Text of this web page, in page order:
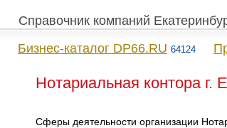
Справочник компаний
Бизнес-каталог DP66.RU 64124
Нотариальная контора г.
Сферы деятельности организации